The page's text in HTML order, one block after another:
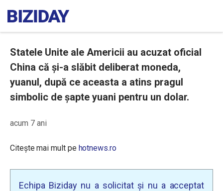
Statele Unite ale Americii au acuzat oficial
China că şi-a slăbit deliberat moneda,
yuanul, după ce aceasta a atins pragul
simbolic de șapte yuani pentru un dolar.
acum 7 ani
Citește mai mult pe hotnews.ro
Echipa Biziday nu a solicitat și nu a acceptat